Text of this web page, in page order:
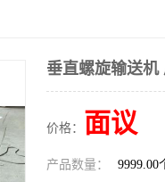
垂直螺旋输送机
价格： 面议
产品数量： 9999.00